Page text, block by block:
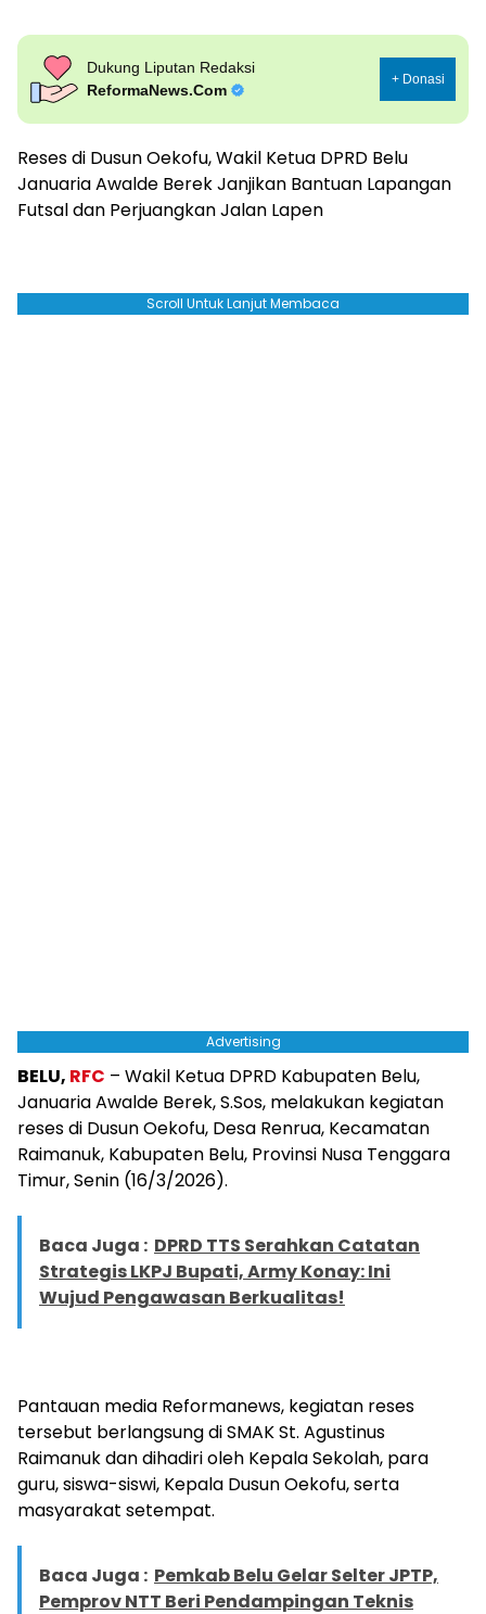
Dukung Liputan Redaksi
ReformaNews.Com
+ Donasi
Reses di Dusun Oekofu, Wakil Ketua DPRD Belu
Januaria Awalde Berek Janjikan Bantuan Lapangan
Futsal dan Perjuangkan Jalan Lapen
Scroll Untuk Lanjut Membaca
Advertising
BELU, RFC – Wakil Ketua DPRD Kabupaten Belu,
Januaria Awalde Berek, S.Sos, melakukan kegiatan
reses di Dusun Oekofu, Desa Renrua, Kecamatan
Raimanuk, Kabupaten Belu, Provinsi Nusa Tenggara
Timur, Senin (16/3/2026).
Baca Juga : DPRD TTS Serahkan Catatan
Strategis LKPJ Bupati, Army Konay: Ini
Wujud Pengawasan Berkualitas!
Pantauan media Reformanews, kegiatan reses
tersebut berlangsung di SMAK St. Agustinus
Raimanuk dan dihadiri oleh Kepala Sekolah, para
guru, siswa-siswi, Kepala Dusun Oekofu, serta
masyarakat setempat.
Baca Juga : Pemkab Belu Gelar Selter JPTP,
Pemprov NTT Beri Pendampingan Teknis